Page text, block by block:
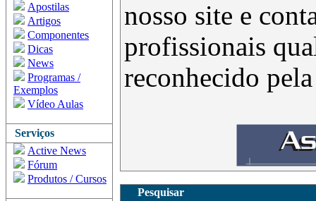
Apostilas
Artigos
Componentes
Dicas
News
Programas /
Exemplos
Vídeo Aulas
Serviços
Active News
Fórum
Produtos / Cursos
nosso site e
profissionais
reconhecido
Pesquisar